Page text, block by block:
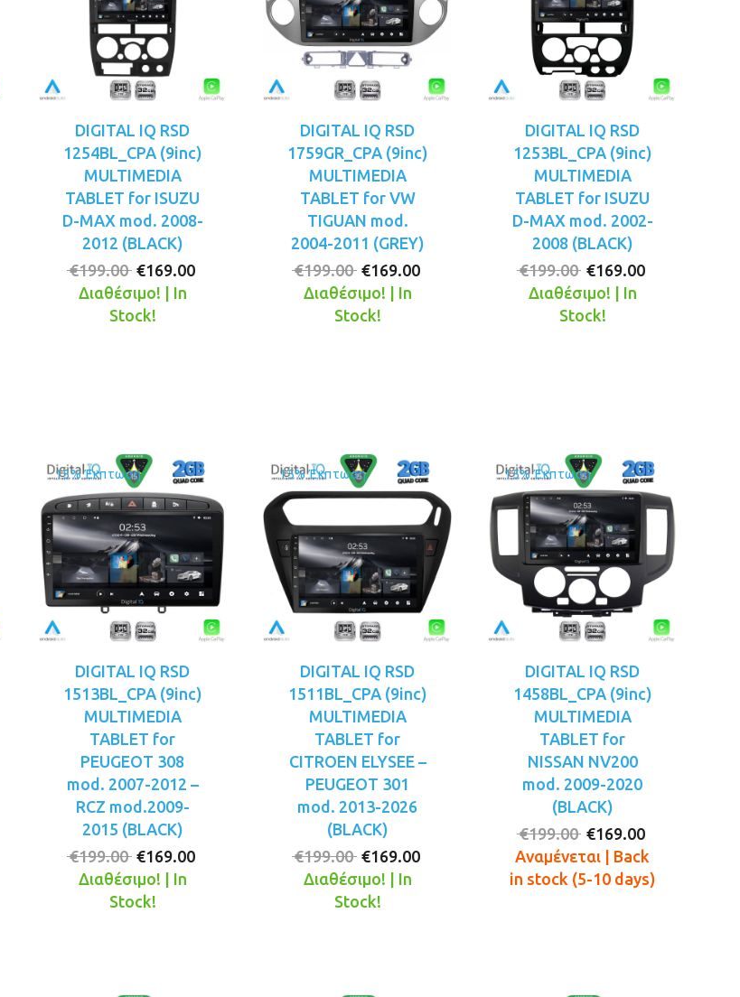
DIGITAL IQ RSD
1254BL_CPA (9inc)
MULTIMEDIA
TABLET for ISUZU
D-MAX mod. 2008-
2012 (BLACK)
€199.00 Original
price
was:
€169.00
Διαθέσιμο! | In
Stock!
DIGITAL IQ RSD
1759GR_CPA (9inc)
MULTIMEDIA
TABLET for VW
TIGUAN mod.
2004-2011 (GREY)
€199.00 Original
price
was:
€169.00
Διαθέσιμο! | In
Stock!
DIGITAL IQ RSD
1253BL_CPA (9inc)
MULTIMEDIA
TABLET for ISUZU
D-MAX mod. 2002-
2008 (BLACK)
€199.00 Original
price
was:
€169.00
Διαθέσιμο! | In
Stock!
15% Έκπτωση
DIGITAL IQ RSD
1513BL_CPA (9inc)
MULTIMEDIA
TABLET for
PEUGEOT 308
mod. 2007-2012 –
RCZ mod.2009-
2015 (BLACK)
€199.00 Original
price
was:
€169.00
Διαθέσιμο! | In
Stock!
15% Έκπτωση
DIGITAL IQ RSD
1511BL_CPA (9inc)
MULTIMEDIA
TABLET for
CITROEN ELYSEE –
PEUGEOT 301
mod. 2013-2026
(BLACK)
€199.00 Original
price
was:
€169.00
Διαθέσιμο! | In
Stock!
15% Έκπτωση
DIGITAL IQ RSD
1458BL_CPA (9inc)
MULTIMEDIA
TABLET for
NISSAN NV200
mod. 2009-2020
(BLACK)
€199.00 Original
price
was:
€169.00
τρέχουσα
τιμή
Αναμένεται | Back
in stock (5-10 days)